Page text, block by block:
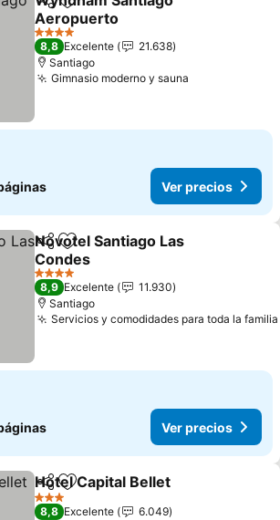
CompartirAgregar a favoritos
Aeropuerto
4 Estrellas
8,8 Excelente
21.638
Santiago
Gimnasio moderno y sauna
Ver precios
CompartirAgregar a favoritos
Novotel Santiago Las
Condes
4 Estrellas
8,9 Excelente
11.930
Santiago
Servicios y comodidades para toda la familia
Ver precios
CompartirAgregar a favoritos
Hotel Capital Bellet
3 Estrellas
8,8 Excelente
6.049